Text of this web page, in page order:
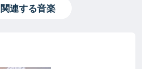
関連する音楽